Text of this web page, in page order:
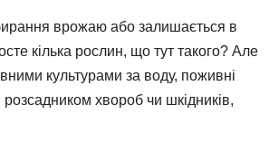
врожаю або залишається в
кілька рослин, що тут такого? Але
культурами за воду, поживні
хвороб чи шкідників,